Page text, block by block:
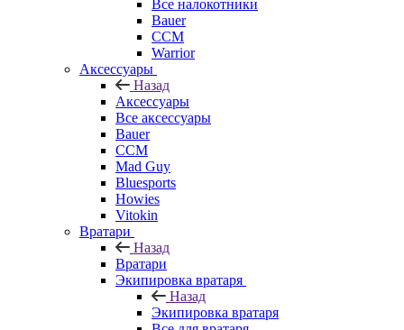
Все налокотники
Bauer
CCM
Warrior
Аксессуары
Назад
Аксессуары
Все аксессуары
Bauer
CCM
Mad Guy
Bluesports
Howies
Vitokin
Вратари
Назад
Вратари
Экипировка вратаря
Назад
Экипировка вратаря